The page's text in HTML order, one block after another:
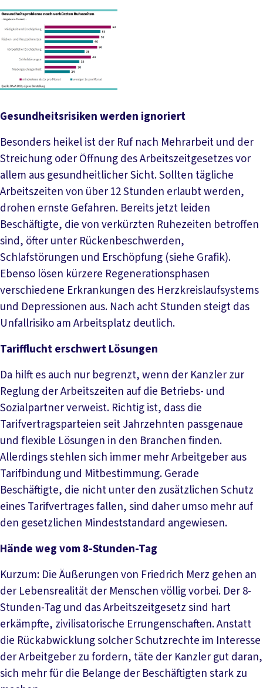
Gesundheitsrisiken werden ignoriert
Besonders heikel ist der Ruf nach Mehrarbeit und der
Streichung oder Öffnung des Arbeitszeitgesetzes vor
allem aus gesundheitlicher Sicht. Sollten tägliche
Arbeitszeiten von über 12 Stunden erlaubt werden,
drohen ernste Gefahren. Bereits jetzt leiden
Beschäftigte, die von verkürzten Ruhezeiten betroffen
sind, öfter unter Rückenbeschwerden,
Schlafstörungen und Erschöpfung (siehe Grafik).
Ebenso lösen kürzere Regenerationsphasen
verschiedene Erkrankungen des Herzkreislaufsystems
und Depressionen aus. Nach acht Stunden steigt das
Unfallrisiko am Arbeitsplatz deutlich.
Tarifflucht erschwert Lösungen
Da hilft es auch nur begrenzt, wenn der Kanzler zur
Reglung der Arbeitszeiten auf die Betriebs- und
Sozialpartner verweist. Richtig ist, dass die
Tarifvertragsparteien seit Jahrzehnten passgenaue
und flexible Lösungen in den Branchen finden.
Allerdings stehlen sich immer mehr Arbeitgeber aus
Tarifbindung und Mitbestimmung. Gerade
Beschäftigte, die nicht unter den zusätzlichen Schutz
eines Tarifvertrages fallen, sind daher umso mehr auf
den gesetzlichen Mindeststandard angewiesen.
Hände weg vom 8-Stunden-Tag
Kurzum: Die Äußerungen von Friedrich Merz gehen an
der Lebensrealität der Menschen völlig vorbei. Der 8-
Stunden-Tag und das Arbeitszeitgesetz sind hart
erkämpfte, zivilisatorische Errungenschaften. Anstatt
die Rückabwicklung solcher Schutzrechte im Interesse
der Arbeitgeber zu fordern, täte der Kanzler gut daran,
sich mehr für die Belange der Beschäftigten stark zu